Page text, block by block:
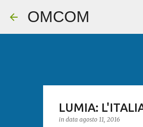
OMCOM
LUMIA:
in data agosto 11, 2016